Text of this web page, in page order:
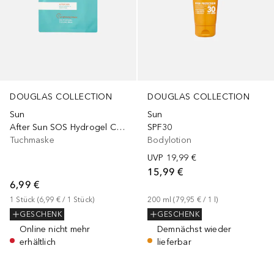
DOUGLAS COLLECTION
Sun
After Sun SOS Hydrogel Cooling Mask
Tuchmaske
6,99 €
1 Stück (6,99 € / 1 Stück)
GESCHENK
Online nicht mehr
erhältlich
DOUGLAS COLLECTION
Sun
SPF30
Bodylotion
UVP 19,99 €
15,99 €
200 ml (79,95 € / 1 l)
GESCHENK
Demnächst wieder
lieferbar